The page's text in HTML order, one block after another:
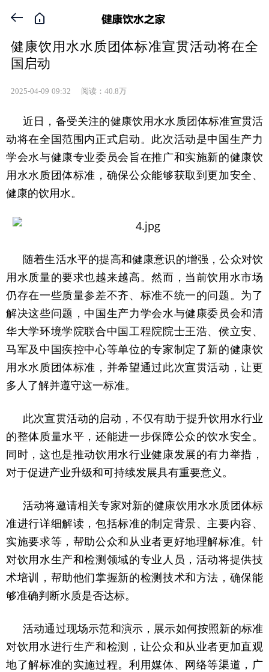


健康饮用水水质团体标准宣贯活动将在全
国启动
2025-04-09 09:32 阅读：40.8万
近日，备受关注的健康饮用水水质团体标准宣贯活
动将在全国范围内正式启动。此次活动是中国生产力
学会水与健康专业委员会旨在推广和实施新的健康饮
用水水质团体标准，确保公众能够获取到更加安全、
健康的饮用水。
随着生活水平的提高和健康意识的增强，公众对饮
用水质量的要求也越来越高。然而，当前饮用水市场
仍存在一些质量参差不齐、标准不统一的问题。为了
解决这些问题，中国生产力学会水与健康委员会和清
华大学环境学院联合中国工程院院士王浩、侯立安、
马军及中国疾控中心等单位的专家制定了新的健康饮
用水水质团体标准，并希望通过此次宣贯活动，让更
多人了解并遵守这一标准。
此次宣贯活动的启动，不仅有助于提升饮用水行业
的整体质量水平，还能进一步保障公众的饮水安全。
同时，这也是推动饮用水行业健康发展的有力举措，
对于促进产业升级和可持续发展具有重要意义。
活动将邀请相关专家对新的健康饮用水水质团体标
准进行详细解读，包括标准的制定背景、主要内容、
实施要求等，帮助公众和从业者更好地理解标准。针
对饮用水生产和检测领域的专业人员，活动将提供技
术培训，帮助他们掌握新的检测技术和方法，确保能
够准确判断水质是否达标。
活动通过现场示范和演示，展示如何按照新的标准
对饮用水进行生产和检测，让公众和从业者更加直观
地了解标准的实施过程。利用媒体、网络等渠道，广